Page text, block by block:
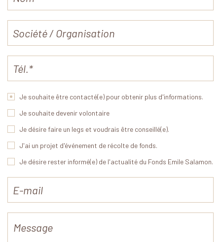
Je souhaite être contacté(e) pour obtenir plus d'informations.
Je souhaite devenir volontaire
Je désire faire un legs et voudrais être conseillé(e).
J'ai un projet d'événement de récolte de fonds.
Je désire rester informé(e) de l'actualité du Fonds Emile Salamon.